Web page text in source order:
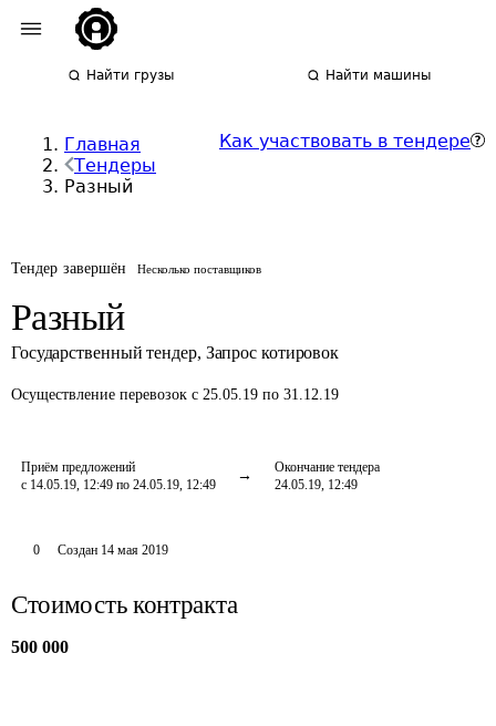
Найти грузы Найти машины
Главная
Тендеры
Разный
Как участвовать в тендере
Тендер завершён Несколько поставщиков
Разный
Государственный тендер, Запрос котировок
Осуществление перевозок с 25.05.19 по 31.12.19
Приём предложений
с 14.05.19, 12:49 по 24.05.19, 12:49
Окончание тендера
24.05.19, 12:49
0 Создан 14 мая 2019
Стоимость контракта
500 000